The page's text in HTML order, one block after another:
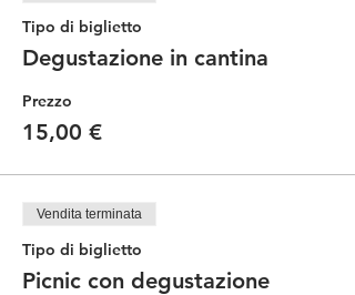
Tipo di biglietto
Degustazione in cantina
Prezzo
15,00 €
Vendita terminata
Tipo di biglietto
Picnic con degustazione